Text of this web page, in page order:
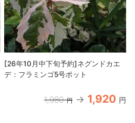
[26年10月中下旬予約]ネグンドカエ
デ：フラミンゴ5号ポット
1,980 円 1,920 円